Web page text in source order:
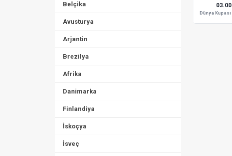
Belçika
Avusturya
Arjantin
Brezilya
Afrika
Danimarka
Finlandiya
İskoçya
İsveç
03.00
Dünya Kupası